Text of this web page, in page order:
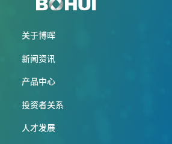
关于博晖
新闻资讯
产品中心
投资者关系
人才发展